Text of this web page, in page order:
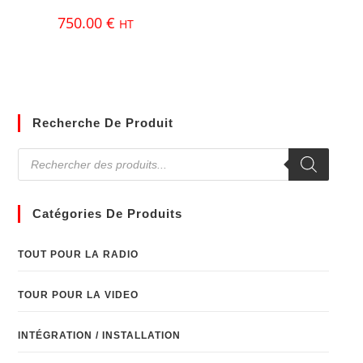
750.00€ HT
Recherche De Produit
Catégories De Produits
TOUT POUR LA RADIO
TOUR POUR LA VIDEO
INTÉGRATION / INSTALLATION